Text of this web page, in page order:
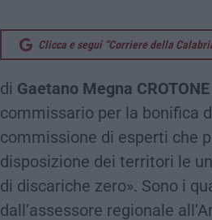
Clicca e segui “Corriere della
di Gaetano Megna CROTONE
commissario per la bonifica
commissione di esperti che
disposizione dei territori le
di discariche zero». Sono i
dall’assessore regionale